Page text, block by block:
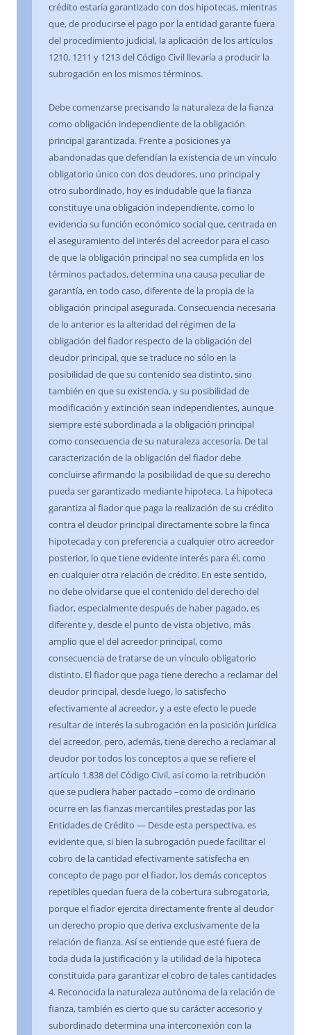
crédito estaría garantizado con dos hipotecas, mientras
que, de producirse el pago por la entidad garante fuera
del procedimiento judicial, la aplicación de los artículos
1210, 1211 y 1213 del Código Civil llevaría a producir la
subrogación en los mismos términos.
Debe comenzarse precisando la naturaleza de la fianza
como obligación independiente de la obligación
principal garantizada. Frente a posiciones ya
abandonadas que defendían la existencia de un vínculo
obligatorio único con dos deudores, uno principal y
otro subordinado, hoy es indudable que la fianza
constituye una obligación independiente, como lo
evidencia su función económico social que, centrada en
el aseguramiento del interés del acreedor para el caso
de que la obligación principal no sea cumplida en los
términos pactados, determina una causa peculiar de
garantía, en todo caso, diferente de la propia de la
obligación principal asegurada. Consecuencia necesaria
de lo anterior es la alteridad del régimen de la
obligación del fiador respecto de la obligación del
deudor principal, que se traduce no sólo en la
posibilidad de que su contenido sea distinto, sino
también en que su existencia, y su posibilidad de
modificación y extinción sean independientes, aunque
siempre esté subordinada a la obligación principal
como consecuencia de su naturaleza accesoria. De tal
caracterización de la obligación del fiador debe
concluirse afirmando la posibilidad de que su derecho
pueda ser garantizado mediante hipoteca. La hipoteca
garantiza al fiador que paga la realización de su crédito
contra el deudor principal directamente sobre la finca
hipotecada y con preferencia a cualquier otro acreedor
posterior, lo que tiene evidente interés para él, como
en cualquier otra relación de crédito. En este sentido,
no debe olvidarse que el contenido del derecho del
fiador, especialmente después de haber pagado, es
diferente y, desde el punto de vista objetivo, más
amplio que el del acreedor principal, como
consecuencia de tratarse de un vínculo obligatorio
distinto. El fiador que paga tiene derecho a reclamar del
deudor principal, desde luego, lo satisfecho
efectivamente al acreedor, y a este efecto le puede
resultar de interés la subrogación en la posición jurídica
del acreedor, pero, además, tiene derecho a reclamar al
deudor por todos los conceptos a que se refiere el
artículo 1.838 del Código Civil, así como la retribución
que se pudiera haber pactado –como de ordinario
ocurre en las fianzas mercantiles prestadas por las
Entidades de Crédito — Desde esta perspectiva, es
evidente que, si bien la subrogación puede facilitar el
cobro de la cantidad efectivamente satisfecha en
concepto de pago por el fiador, los demás conceptos
repetibles quedan fuera de la cobertura subrogatoria,
porque el fiador ejercita directamente frente al deudor
un derecho propio que deriva exclusivamente de la
relación de fianza. Así se entiende que esté fuera de
toda duda la justificación y la utilidad de la hipoteca
constituida para garantizar el cobro de tales cantidades
4. Reconocida la naturaleza autónoma de la relación de
fianza, también es cierto que su carácter accesorio y
subordinado determina una interconexión con la